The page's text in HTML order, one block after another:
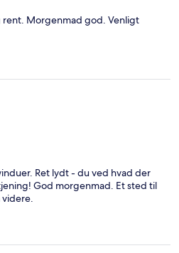
Morgenmad god. Venligt
Ret lydt - du ved hvad der
God morgenmad. Et sted til